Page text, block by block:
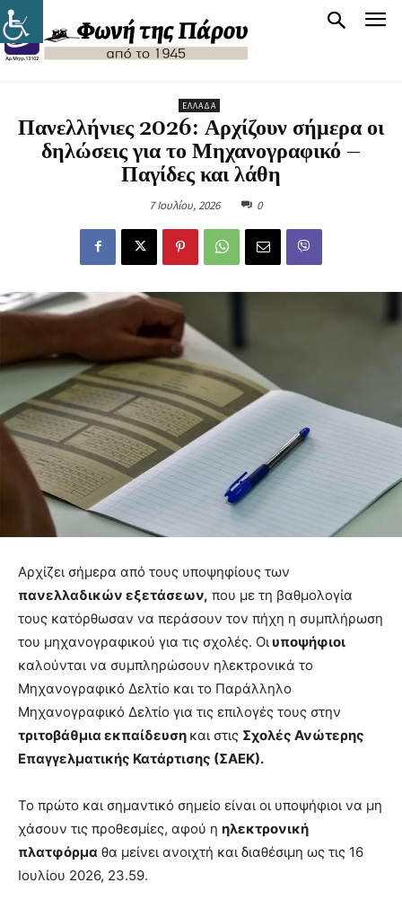
ΕΛΛΆΔΑ
Πανελλήνιες 2026: Αρχίζουν σήμερα οι
δηλώσεις για το Μηχανογραφικό –
Παγίδες και λάθη
7 Ιουλίου, 2026 0
Αρχίζει σήμερα από τους υποψηφίους των
πανελλαδικών εξετάσεων, που με τη βαθμολογία
τους κατόρθωσαν να περάσουν τον πήχη η συμπλήρωση
του μηχανογραφικού για τις σχολές. Οιυποψήφιοι
καλούνται να συμπληρώσουν ηλεκτρονικά το
Μηχανογραφικό Δελτίο και το Παράλληλο
Μηχανογραφικό Δελτίο για τις επιλογές τους στην
τριτοβάθμια εκπαίδευση και στις Σχολές Ανώτερης
Επαγγελματικής Κατάρτισης (ΣΑΕΚ).
Το πρώτο και σημαντικό σημείο είναι οι υποψήφιοι να μη
χάσουν τις προθεσμίες, αφού η ηλεκτρονική
πλατφόρμα θα μείνει ανοιχτή και διαθέσιμη ως τις 16
Ιουλίου 2026, 23.59.